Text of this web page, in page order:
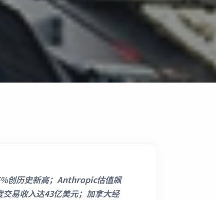
创历史新高；Anthropic估值飙
易收入达43亿美元；加拿大经